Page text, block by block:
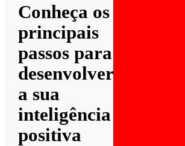
Conheça os
principais
passos para
desenvolver
a sua
inteligência
positiva